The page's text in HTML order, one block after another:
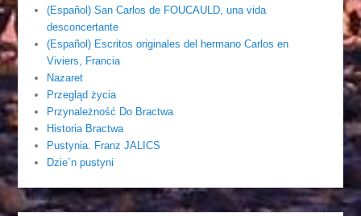
(Español) San Carlos de FOUCAULD, una vida
desconcertante
(Español) Escritos originales del hermano Carlos en
Viviers, Francia
Nazaret
Przegląd życia
Przynależność Do Bractwa
Historia Bractwa
Pustynia. Franz JALICS
Dzie´n pustyni